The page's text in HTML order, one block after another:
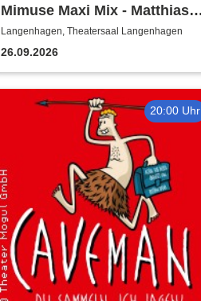
Mimuse Maxi Mix - Matthias
Brodowy und Gäste
Langenhagen, Theatersaal Langenhagen
26.09.2026
20:00 Uhr